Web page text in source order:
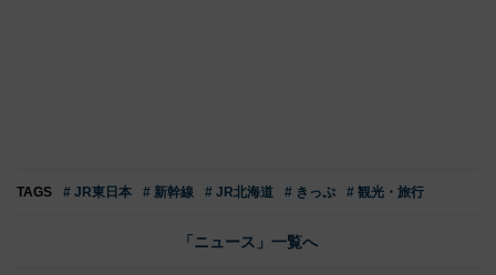
TAGS # JR東日本 # 新幹線 # JR北海道 # きっぷ # 観光・旅行
「ニュース」一覧へ